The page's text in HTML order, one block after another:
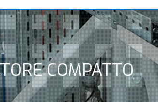
COMPATTO